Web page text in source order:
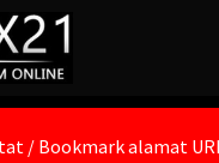
/ Bookmark alamat